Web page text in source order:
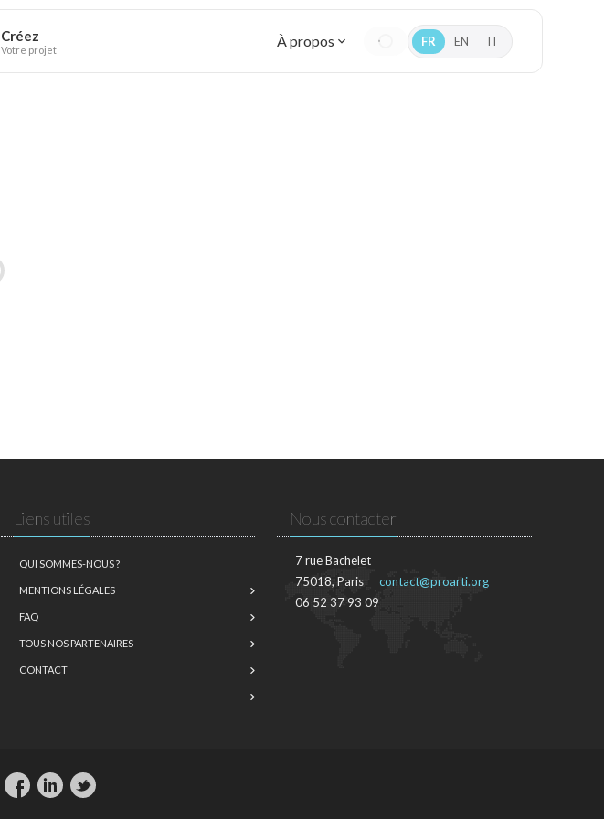
Créez
Votre projet À propos FR EN IT
Liens utiles
QUI SOMMES-NOUS ?
MENTIONS LÉGALES
FAQ
TOUS NOS PARTENAIRES
CONTACT
Nous contacter
7 rue Bachelet
75018, Paris
06 52 37 93 09
contact@proarti.org